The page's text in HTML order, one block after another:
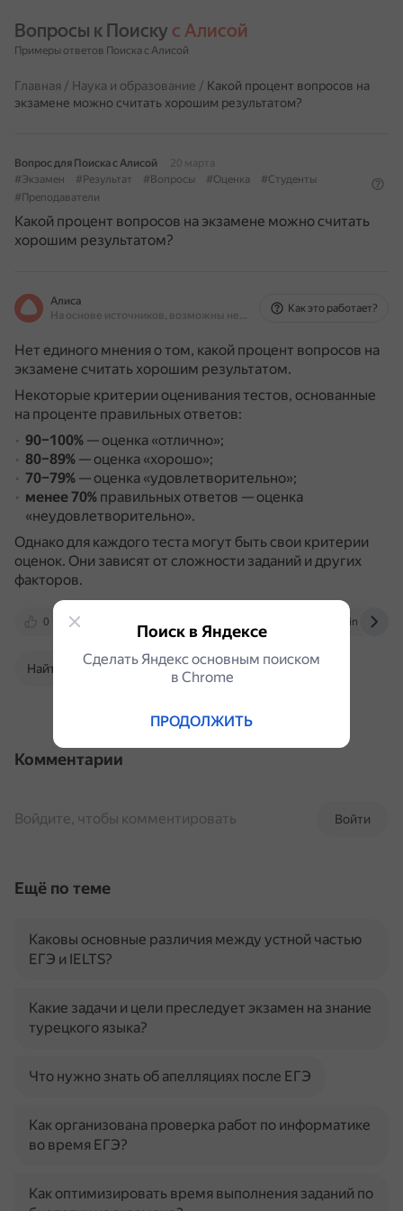
Вопросы к Поиску с Алисой
Примеры ответов Поиска с Алисой
Главная / Наука и образование / Какой процент вопросов на
экзамене можно считать хорошим результатом?
Вопрос для Поиска с Алисой
20 марта
#Экзамен
#Результат #Вопросы #Оценка
#Студенты
#Преподаватели
Какой процент вопросов на экзамене можно считать
хорошим результатом?
Алиса
На основе источников, возможны неточности
Как это работает?
Нет единого мнения о том, какой процент вопросов на
экзамене считать хорошим результатом.
Некоторые критерии оценивания тестов, основанные
на проценте правильных ответов:
90–100% — оценка «отлично»;
80–89% — оценка «хорошо»;
70–79% — оценка «удовлетворительно»;
менее 70% правильных ответов — оценка
«неудовлетворительно».
Однако для каждого теста могут быть свои критерии
оценок. Они зависят от сложности заданий и других
факторов.
0 infourok.ru
Найти в Поиске
Комментарии
Войти
Войдите, чтобы комментировать
Ещё по теме
Каковы основные различия между устной частью
ЕГЭ и IELTS?
Какие задачи и цели преследует экзамен на знание
турецкого языка?
Что нужно знать об апелляциях после ЕГЭ
Как организована проверка работ по информатике
во время ЕГЭ?
Как оптимизировать время выполнения заданий по
Поиск в Яндексе
Сделать Яндекс основным поиском
в Сhrome
ПРОДОЛЖИТЬ